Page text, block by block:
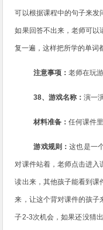
可以根据课程中的句子来发
如果回答不出来，老师可以
复一遍，这样把所学的单词
注意事项：老师在玩
38、游戏名称：演一
材料准备：任何课件
游戏规则：这也是一
对课件站着，老师点击进入
读出来，其他孩子能看到课
来，让这个背对课件的孩子
子2-3次机会，如果还没猜